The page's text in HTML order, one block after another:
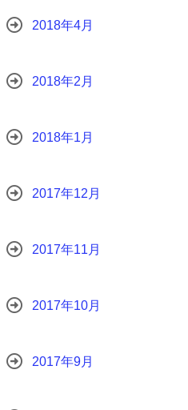
2018年4月
2018年2月
2018年1月
2017年12月
2017年11月
2017年10月
2017年9月